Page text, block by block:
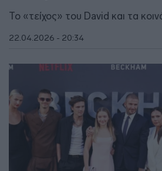
Το «τείχος» του David και τα
22.04.2026 - 20:34